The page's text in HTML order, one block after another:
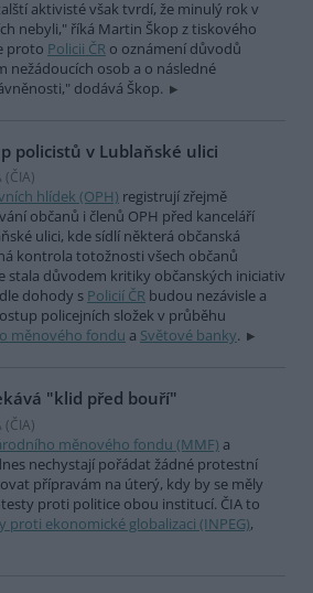
aktivisté však tvrdí, že minulý rok v
nebyli," říká Martin Škop z tiskového
proto Policii ČR o oznámení důvodů
nežádoucích osob a o následné
dodává Škop.
policistů v Lublaňské ulici
(ČIA)
hlídek (OPH) registrují zřejmě
občanů i členů OPH před kanceláří
ulici, kde sídlí některá občanská
kontrola totožnosti všech občanů
stala důvodem kritiky občanských iniciativ
dohody s Policií ČR budou nezávisle a
policejních složek v průběhu
měnového fondu a Světové banky.
"klid před bouří"
(ČIA)
měnového fondu (MMF) a
nechystají pořádat žádné protestní
přípravám na úterý, kdy by se měly
proti politice obou institucí. ČIA to
proti ekonomické globalizaci (INPEG),